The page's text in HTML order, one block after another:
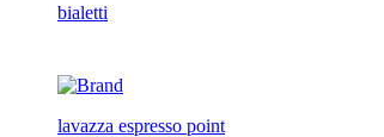
bialetti
lavazza espresso point